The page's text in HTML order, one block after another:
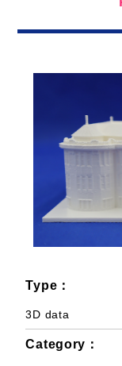
Type：
3D data
Category：